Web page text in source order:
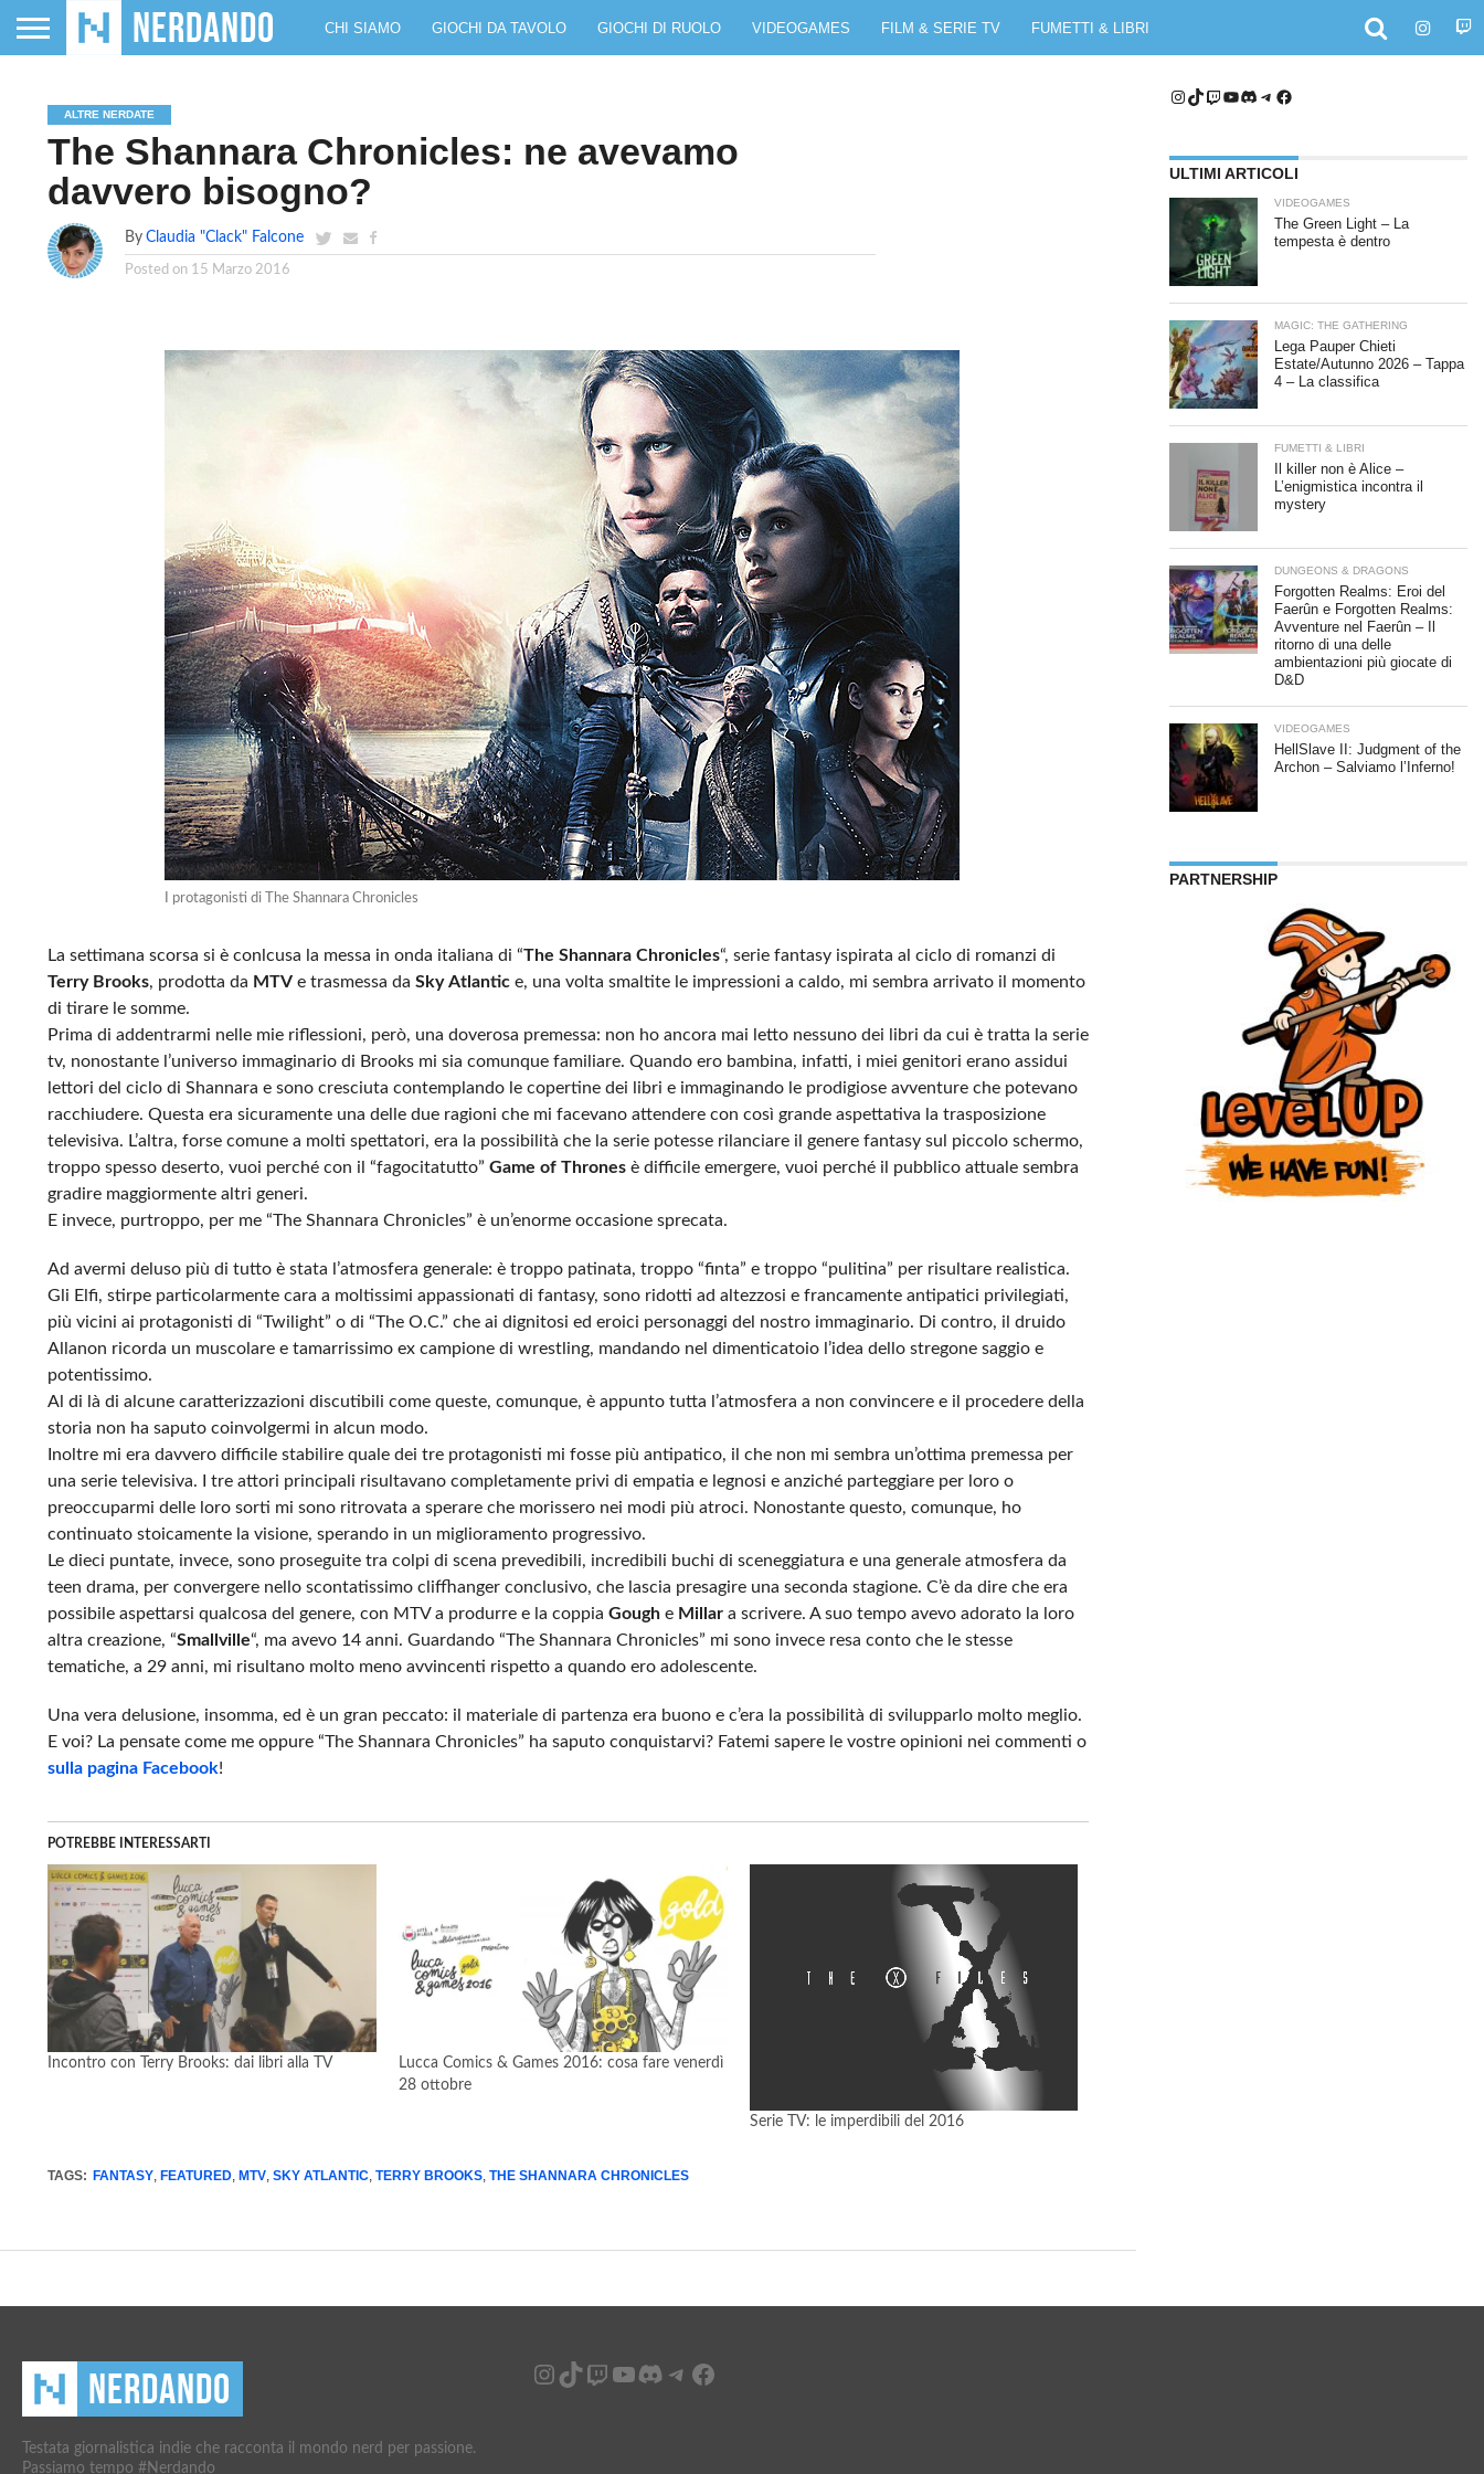
CHI SIAMO GIOCHI DA TAVOLO GIOCHI DI RUOLO VIDEOGAMES FILM & SERIE TV FUMETTI & LIBRI
ALTRE NERDATE
The Shannara Chronicles: ne avevamo
davvero bisogno?
By Claudia "Clack" Falcone
Posted on 15 Marzo 2016
I protagonisti di The Shannara Chronicles
La settimana scorsa si è conlcusa la messa in onda italiana di “The Shannara Chronicles“, serie fantasy ispirata al ciclo di romanzi di
Terry Brooks, prodotta da MTVe trasmessa da Sky Atlantice, una volta smaltite le impressioni a caldo, mi sembra arrivato il momento
di tirare le somme.
Prima di addentrarmi nelle mie riflessioni, però, una doverosa premessa: non ho ancora mai letto nessuno dei libri da cui è tratta la serie
tv, nonostante l’universo immaginario di Brooks mi sia comunque familiare. Quando ero bambina, infatti, i miei genitori erano assidui
lettori del ciclo di Shannara e sono cresciuta contemplando le copertine dei libri e immaginando le prodigiose avventure che potevano
racchiudere. Questa era sicuramente una delle due ragioni che mi facevano attendere con così grande aspettativa la trasposizione
televisiva. L’altra, forse comune a molti spettatori, era la possibilità che la serie potesse rilanciare il genere fantasy sul piccolo schermo,
troppo spesso deserto, vuoi perché con il “fagocitatutto” Game of Thronesè difficile emergere, vuoi perché il pubblico attuale sembra
gradire maggiormente altri generi.
E invece, purtroppo, per me “The Shannara Chronicles” è un’enorme occasione sprecata.
Ad avermi deluso più di tutto è stata l’atmosfera generale: è troppo patinata, troppo “finta” e troppo “pulitina” per risultare realistica.
Gli Elfi, stirpe particolarmente cara a moltissimi appassionati di fantasy, sono ridotti ad altezzosi e francamente antipatici privilegiati,
più vicini ai protagonisti di “Twilight” o di “The O.C.” che ai dignitosi ed eroici personaggi del nostro immaginario. Di contro, il druido
Allanon ricorda un muscolare e tamarrissimo ex campione di wrestling, mandando nel dimenticatoio l’idea dello stregone saggio e
potentissimo.
Al di là di alcune caratterizzazioni discutibili come queste, comunque, è appunto tutta l’atmosfera a non convincere e il procedere della
storia non ha saputo coinvolgermi in alcun modo.
Inoltre mi era davvero difficile stabilire quale dei tre protagonisti mi fosse più antipatico, il che non mi sembra un’ottima premessa per
una serie televisiva. I tre attori principali risultavano completamente privi di empatia e legnosi e anziché parteggiare per loro o
preoccuparmi delle loro sorti mi sono ritrovata a sperare che morissero nei modi più atroci. Nonostante questo, comunque, ho
continuato stoicamente la visione, sperando in un miglioramento progressivo.
Le dieci puntate, invece, sono proseguite tra colpi di scena prevedibili, incredibili buchi di sceneggiatura e una generale atmosfera da
teen drama, per convergere nello scontatissimo cliffhanger conclusivo, che lascia presagire una seconda stagione. C’è da dire che era
possibile aspettarsi qualcosa del genere, con MTV a produrre e la coppia Gough eMillara scrivere. A suo tempo avevo adorato la loro
altra creazione, “Smallville“, ma avevo 14 anni. Guardando “The Shannara Chronicles” mi sono invece resa conto che le stesse
tematiche, a 29 anni, mi risultano molto meno avvincenti rispetto a quando ero adolescente.
Una vera delusione, insomma, ed è un gran peccato: il materiale di partenza era buono e c’era la possibilità di svilupparlo molto meglio.
E voi? La pensate come me oppure “The Shannara Chronicles” ha saputo conquistarvi? Fatemi sapere le vostre opinioni nei commenti o
sulla pagina Facebook!
POTREBBE INTERESSARTI
Incontro con Terry Brooks: dai libri alla TV
Lucca Comics & Games 2016: cosa fare venerdì
28 ottobre
Serie TV: le imperdibili del 2016
TAGS: FANTASY, FEATURED, MTV, SKY ATLANTIC, TERRY BROOKS, THE SHANNARA CHRONICLES
Instagram
TikTok
Twitch
YouTube
Discord
Telegram
Facebook
ULTIMI ARTICOLI
VIDEOGAMES
The Green Light – La
tempesta è dentro
MAGIC: THE GATHERING
Lega Pauper Chieti
Estate/Autunno 2026 – Tappa
4 – La classifica
FUMETTI & LIBRI
Il killer non è Alice –
L’enigmistica incontra il
mystery
DUNGEONS & DRAGONS
Forgotten Realms: Eroi del
Faerûn e Forgotten Realms:
Avventure nel Faerûn – Il
ritorno di una delle
ambientazioni più giocate di
D&D
VIDEOGAMES
HellSlave II: Judgment of the
Archon – Salviamo l’Inferno!
PARTNERSHIP
Testata giornalistica indie che racconta il mondo nerd per passione.
Passiamo tempo #Nerdando
Instagram
TikTok
Twitch
YouTube
Discord
Telegram
Facebook